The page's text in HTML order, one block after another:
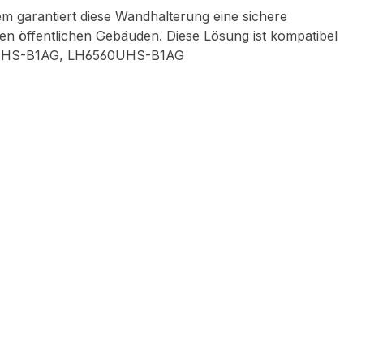
garantiert diese Wandhalterung eine sichere
öffentlichen Gebäuden. Diese Lösung ist kompatibel
B1AG, LH6560UHS-B1AG